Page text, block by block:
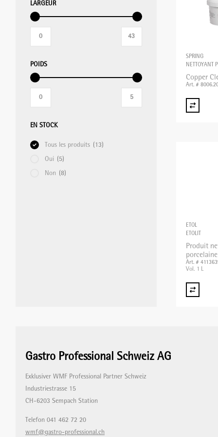
MIXER PLONGEANT/MIXER
PROFESSIONNEL/BLIXER
APPAREILS DE MISE SOUS VIDE
BALANCES
LARGEUR
POIDS
EN STOCK
Tous les produits (13)
Oui (5)
Non (8)
SPRING
NETTOYANT
Copper
Art. #
ETOL
ETOLIT
Produit
porcelaine
Art. #
Vol. 1 L
Gastro Professional Schweiz AG
Exklusiver WMF Professional Partner Schweiz
Industriestrasse 15
CH-6203 Sempach Station
Telefon 041 462 72 20
wmf@gastro-professional.ch